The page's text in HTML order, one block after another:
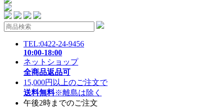
TEL:0422-24-9456
10:00-18:00
ネットショップ
全商品返品可
15,000円以上のご注文で
送料無料※離島は除く
午後2時までのご注文